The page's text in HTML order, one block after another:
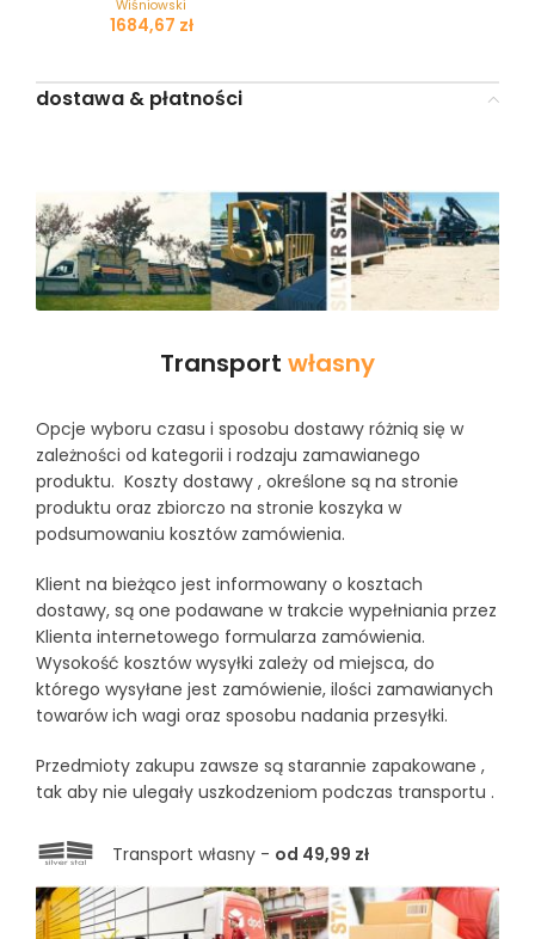
Wiśniowski
zł
dostawa & płatności
Transport własny
Opcje wyboru czasu i sposobu dostawy różnią się w
zależności od kategorii i rodzaju zamawianego
produktu. Koszty dostawy , określone są na stronie
produktu oraz zbiorczo na stronie koszyka w
podsumowaniu kosztów zamówienia.
Klient na bieżąco jest informowany o kosztach
dostawy, są one podawane w trakcie wypełniania przez
Klienta internetowego formularza zamówienia.
Wysokość kosztów wysyłki zależy od miejsca, do
którego wysyłane jest zamówienie, ilości zamawianych
towarów ich wagi oraz sposobu nadania przesyłki.
Przedmioty zakupu zawsze są starannie zapakowane ,
tak aby nie ulegały uszkodzeniom podczas transportu .
Transport własny - od 49,99 zł